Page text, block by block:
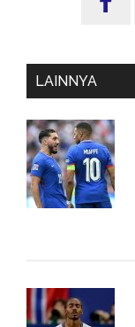
Utama
LAINNYA